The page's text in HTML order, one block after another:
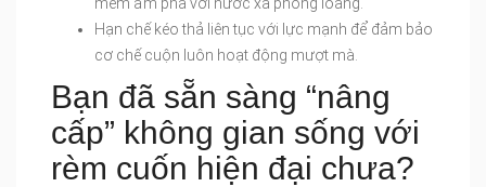
Hạn chế kéo thả liên tục với lực mạnh để đảm bảo
cơ chế cuộn luôn hoạt động mượt mà.
Bạn đã sẵn sàng “nâng
cấp” không gian sống với
rèm cuốn hiện đại chưa?